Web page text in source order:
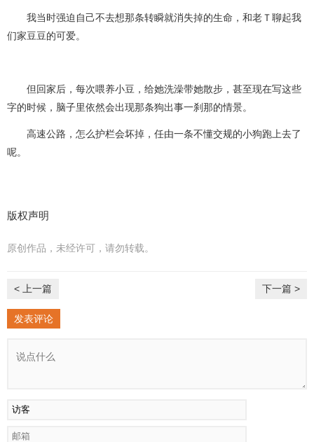
我当时强迫自己不去想那条转瞬就消失掉的生命，和老Ｔ聊起我
们家豆豆的可爱。
但回家后，每次喂养小豆，给她洗澡带她散步，甚至现在写这些
字的时候，脑子里依然会出现那条狗出事一刹那的情景。
高速公路，怎么护栏会坏掉，任由一条不懂交规的小狗跑上去了
呢。
版权声明
原创作品，未经许可，请勿转载。
< 上一篇 下一篇 >
发表评论